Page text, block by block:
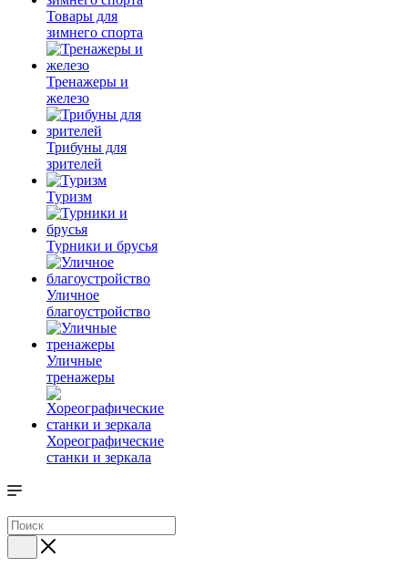
Товары для
зимнего спорта
Тренажеры и
железо
Трибуны для
зрителей
Туризм
Турники и брусья
Уличное
благоустройство
Уличные
тренажеры
Хореографические
станки и зеркала